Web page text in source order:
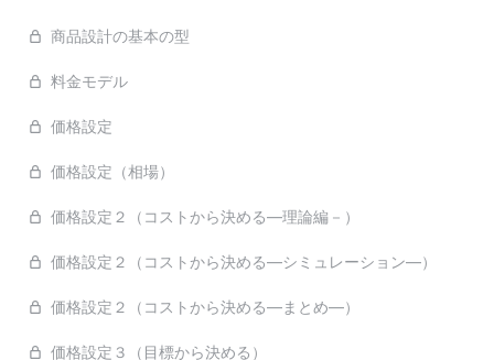
商品設計の基本の型
料金モデル
価格設定
価格設定（相場）
価格設定２（コストから決める―理論編－）
価格設定２（コストから決める―シミュレーション―）
価格設定２（コストから決める―まとめ―）
価格設定３（目標から決める）